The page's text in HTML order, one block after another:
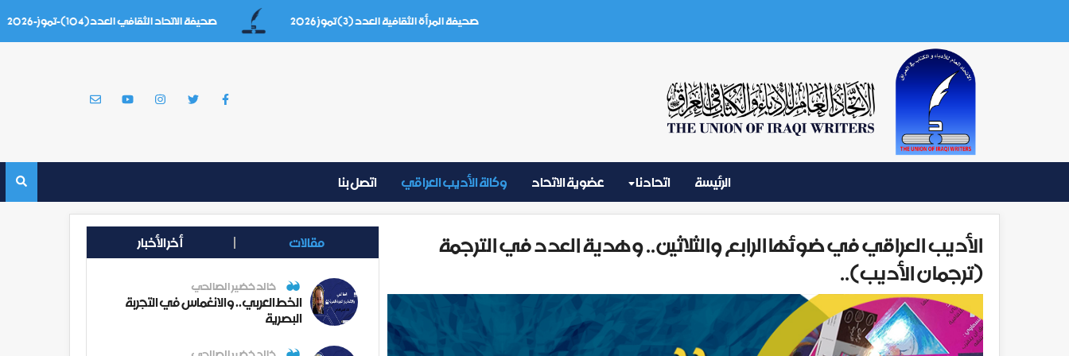
صحيفة المرأة الثقافية العدد (3) تموز 2026 صحيفة الاتحاد الثقافي العدد(104)-تموز-2026
الرئيسة اتحادنا عضوية الاتحاد وكالة الأديب العراقي اتصل بنا
الأديب العراقي في ضوئها الرابع والثلاثين.. وهدية العدد في الترجمة
(ترجمان الأديب)..
مقالات أخر الأخبار
خالد خضير الصالحي
الخط العربي.. والانغماس في التجربة
البصرية